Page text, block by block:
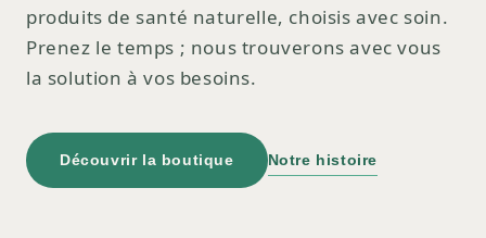
produits de santé naturelle, choisis avec soin.
Prenez le temps ; nous trouverons avec vous
la solution à vos besoins.
Découvrir la boutique Notre histoire